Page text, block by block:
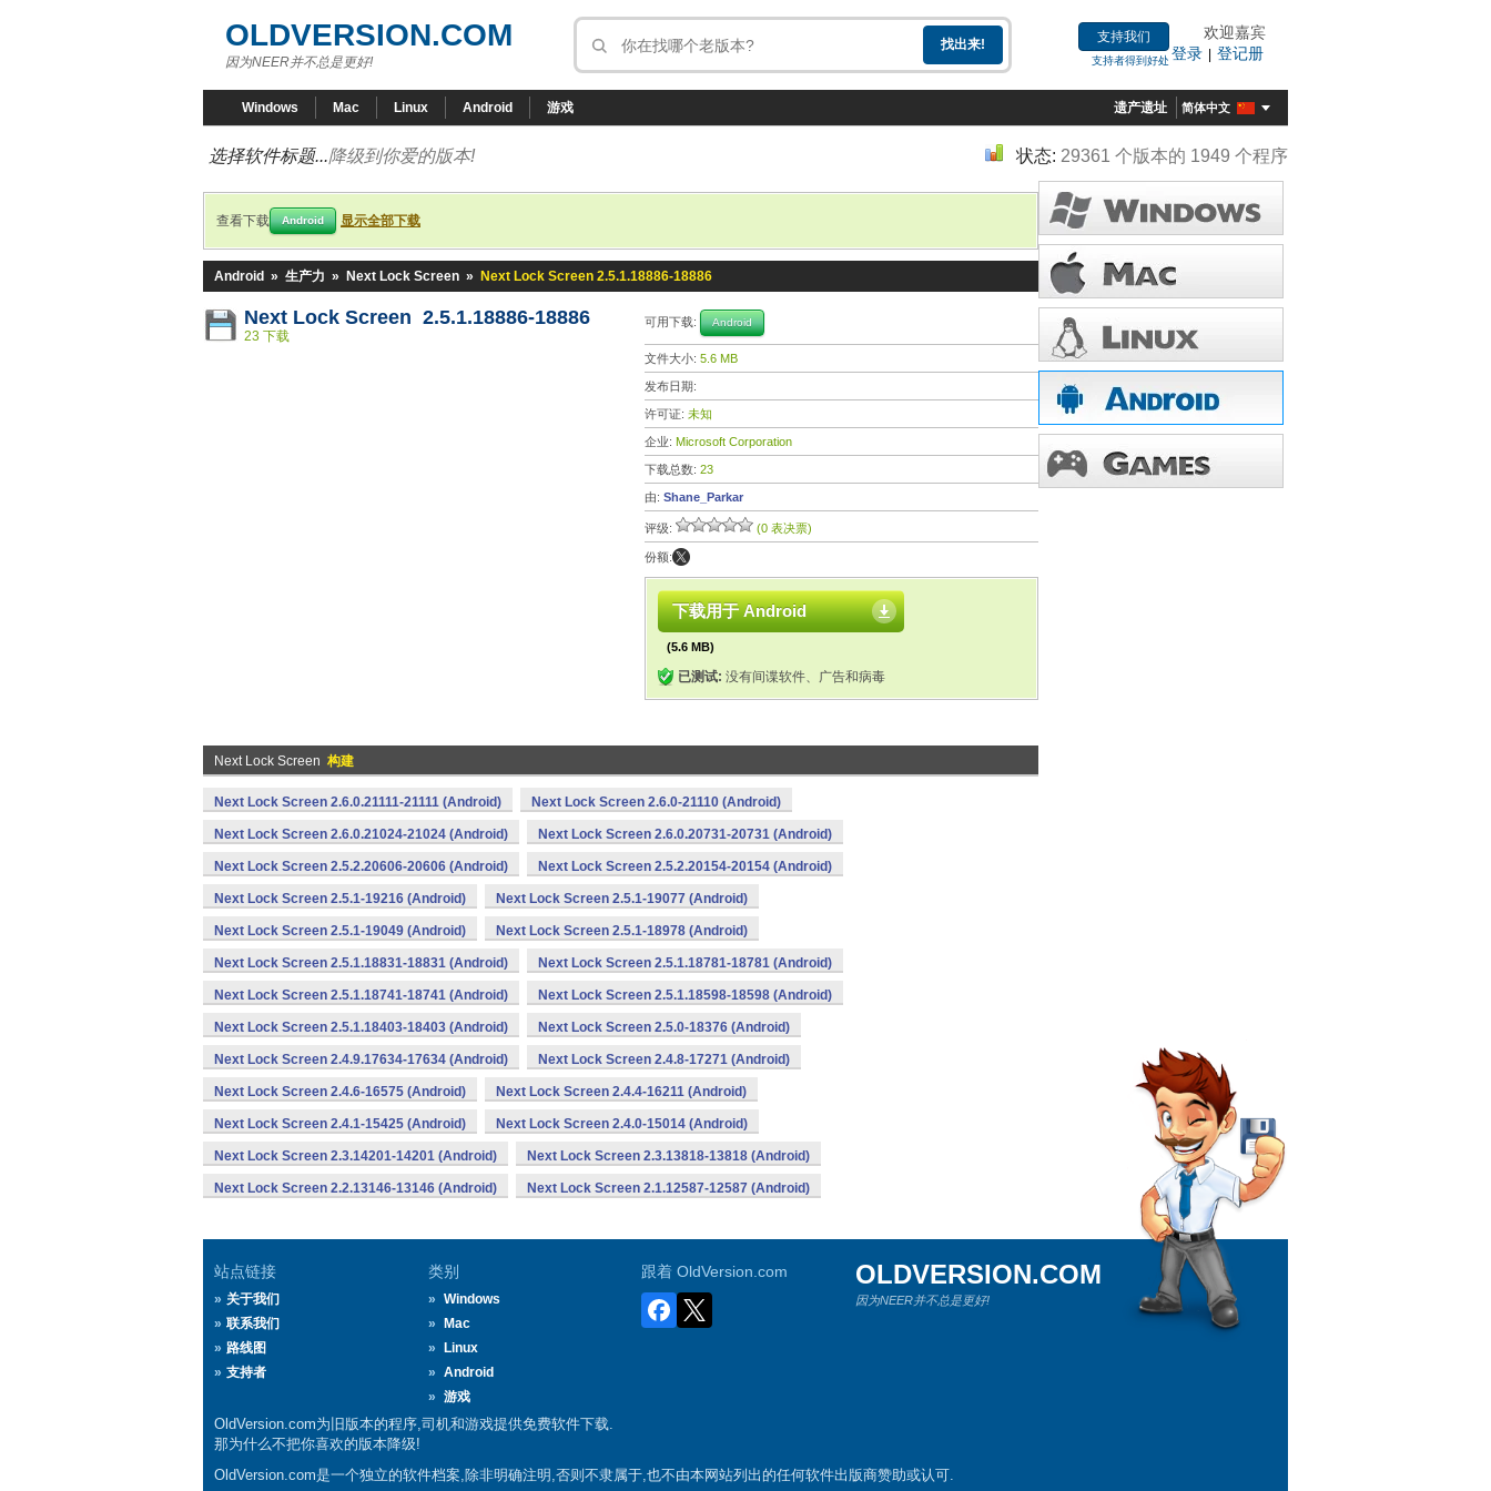
OLDVERSION.COM
因为NEER并不总是更好!
支持我们
支持者得到好处
欢迎嘉宾
登录 | 登记册
Windows Mac Linux Android 游戏 遗产遗址 简体中文
选择软件标题...降级到你爱的版本! 状态: 29361 个版本的 1949 个程序
查看下载 Android 显示全部下载
Android » 生产力 » Next Lock Screen » Next Lock Screen 2.5.1.18886-18886
Next Lock Screen 2.5.1.18886-18886
23 下载
可用下载: Android
文件大小: 5.6 MB
发布日期:
许可证: 未知
企业: Microsoft Corporation
下载总数: 23
由: Shane_Parkar
评级: (0 表决票)
份额:
下载用于 Android
(5.6 MB)
已测试: 没有间谍软件、广告和病毒
Next Lock Screen 构建
Next Lock Screen 2.6.0.21111-21111 (Android) Next Lock Screen 2.6.0-21110 (Android)
Next Lock Screen 2.6.0.21024-21024 (Android) Next Lock Screen 2.6.0.20731-20731 (Android)
Next Lock Screen 2.5.2.20606-20606 (Android) Next Lock Screen 2.5.2.20154-20154 (Android)
Next Lock Screen 2.5.1-19216 (Android) Next Lock Screen 2.5.1-19077 (Android)
Next Lock Screen 2.5.1-19049 (Android) Next Lock Screen 2.5.1-18978 (Android)
Next Lock Screen 2.5.1.18831-18831 (Android) Next Lock Screen 2.5.1.18781-18781 (Android)
Next Lock Screen 2.5.1.18741-18741 (Android) Next Lock Screen 2.5.1.18598-18598 (Android)
Next Lock Screen 2.5.1.18403-18403 (Android) Next Lock Screen 2.5.0-18376 (Android)
Next Lock Screen 2.4.9.17634-17634 (Android) Next Lock Screen 2.4.8-17271 (Android)
Next Lock Screen 2.4.6-16575 (Android) Next Lock Screen 2.4.4-16211 (Android)
Next Lock Screen 2.4.1-15425 (Android) Next Lock Screen 2.4.0-15014 (Android)
Next Lock Screen 2.3.14201-14201 (Android) Next Lock Screen 2.3.13818-13818 (Android)
Next Lock Screen 2.2.13146-13146 (Android) Next Lock Screen 2.1.12587-12587 (Android)
站点链接
关于我们
联系我们
路线图
支持者
类别
Windows
Mac
Linux
Android
游戏
跟着 OldVersion.com OLDVERSION.COM
因为NEER并不总是更好!
OldVersion.com为旧版本的程序,司机和游戏提供免费软件下载.
那为什么不把你喜欢的版本降级!
OldVersion.com是一个独立的软件档案,除非明确注明,否则不隶属于,也不由本网站列出的任何软件出版商赞助或认可.